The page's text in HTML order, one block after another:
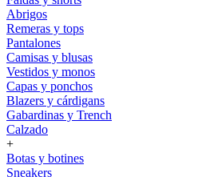
Abrigos
Remeras y tops
Pantalones
Camisas y blusas
Vestidos y monos
Capas y ponchos
Blazers y cárdigans
Gabardinas y Trench
Calzado
+
Botas y botines
Sneakers